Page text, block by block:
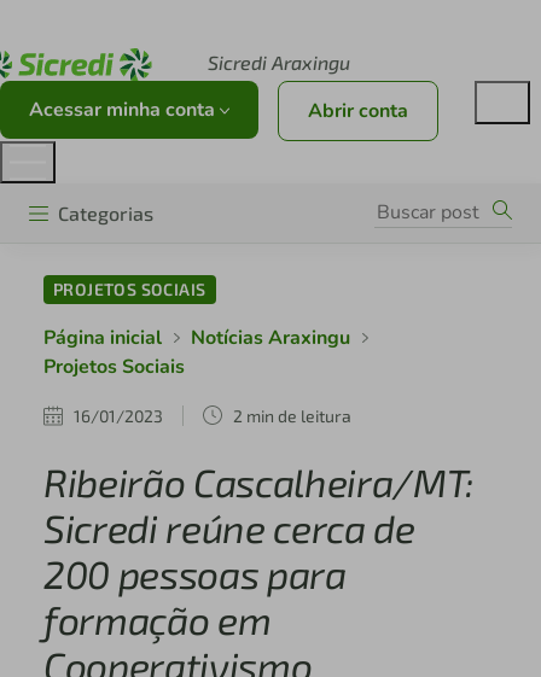
Sicredi Araxingu
Acessar minha conta Abrir conta
Categorias
PROJETOS SOCIAIS
Página inicial
Notícias Araxingu
Projetos Sociais
16/01/2023 2 min de leitura
Ribeirão Cascalheira/MT:
Sicredi reúne cerca de
200 pessoas para
formação em
Cooperativismo